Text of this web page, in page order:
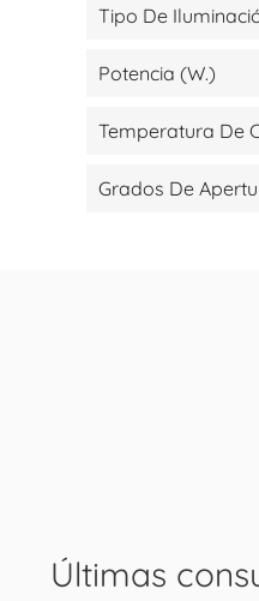
Tipo De
Potencia (W.)
Temperatura De
Grados De
Últimas